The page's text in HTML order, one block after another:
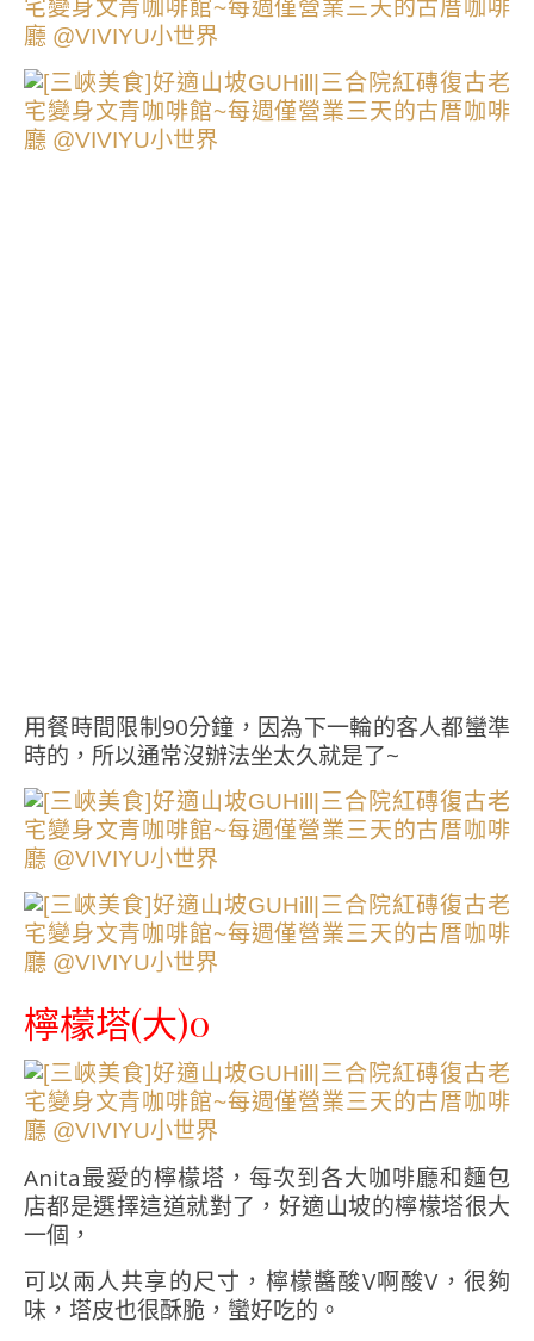
用餐時間限制90分鐘，因為下一輪的客人都蠻準
時的，所以通常沒辦法坐太久就是了~
檸檬塔(大)0
Anita最愛的檸檬塔，每次到各大咖啡廳和麵包
店都是選擇這道就對了，好適山坡的檸檬塔很大
一個，
可以兩人共享的尺寸，檸檬醬酸V啊酸V，很夠
味，塔皮也很酥脆，蠻好吃的。